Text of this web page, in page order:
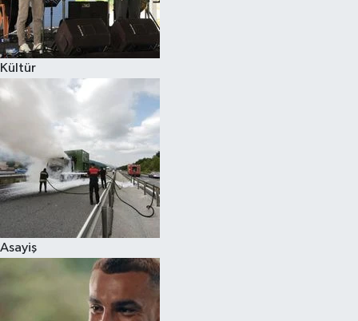
Kültür
Asayiş
Spor
Eğitim
Hava Durumu
Kadın
Kim kimdir?
Kültür Sanat